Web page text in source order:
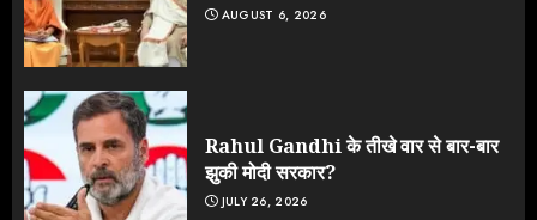
AUGUST 6, 2026
Rahul Gandhi के तीखे वार से बार-बार
झुकी मोदी सरकार?
JULY 26, 2026
5
JULY 19, 2026